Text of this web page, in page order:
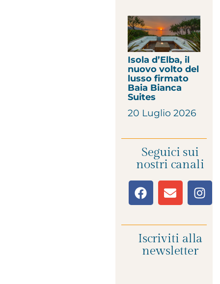
Isola d’Elba, il
nuovo volto del
lusso firmato
Baia Bianca
Suites
20 Luglio 2026
Seguici sui
nostri canali
Iscriviti alla
newsletter